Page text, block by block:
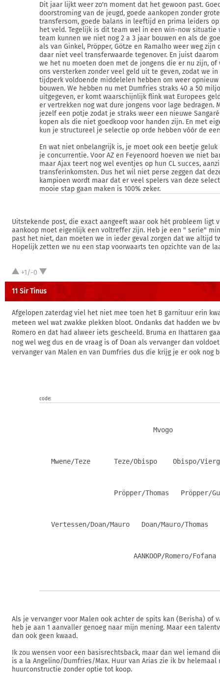
Dit jaar lijkt weer zo'n moment dat het gewoon past.
doorstroming van de jeugd, goede aankopen zonder grote
transfersom, goede balans in leeftijd en prima leiders
het veld. Tegelijk is dit team wel in een win-now situatie
team kunnen we niet nog 2 a 3 jaar bouwen en als de
als van Ginkel, Pröpper, Götze en Ramalho weer weg zijn
daar niet veel transferwaarde tegenover. En juist
we het nu moeten doen met de jongens die er nu zijn, of
ons versterken zonder veel geld uit te geven, zodat we
tijdperk voldoende middelelen hebben om weer
bouwen. We hebben nu met Dumfries straks 40 a 50
uitgegeven, er komt waarschijnlijk flink wat Europees
er vertrekken nog wat dure jongens voor lage bedragen.
jezelf een potje zodat je straks weer een nieuwe
kopen als die niet goedkoop voor handen zijn. En met
kun je structureel je selectie op orde hebben vóór de
En wat niet onbelangrijk is, je moet ook een beetje geluk
je concurrentie. Voor AZ en Feyenoord hoeven we niet
maar Ajax teert nog wel eventjes op hun CL succes,
transferinkomsten. Dus het wil niet perse zeggen dat
kampioen wordt maar dat er veel spelers van deze
mooie stap gaan maken is 100% zeker.
Uitstekende post, die exact aangeeft waar ook hét probleem ligt
aankoop moet eigenlijk een voltreffer zijn. Heb je een " serie"
past het niet, dan moeten we in ieder geval zorgen dat we altijd
Hopelijk zetten we nu een stap voorwaarts ten opzichte van de
+1/-0
11 Sir Tinus
Afgelopen zaterdag viel het niet mee toen het B garnituur erin
meteen wel wat zwakke plekken bloot. Ondanks dat hadden we
Romero en dat had alweer iets gescheeld. Bruma en Ihattaren
nog wel weg dus en de vraag is of Doan als vervanger dan
vervanger van Malen en van Dumfries dus die krijg je er ook nog
code:
                             Mvogo
Mwene/Teze      Teze/Obispo    Obispo/
Pröpper/Thomas   Pröpper/
Vertessen/Doan/Mauro   Doan/Mauro/Thomas
                        AANKOOP/Romero/Fofana
Als je vervanger voor Malen ook achter de spits kan (Berisha) of
heb je aan 1 aanvaller genoeg naar mijn mening. Maar een
dan ook geen kwaad.
Ik zou wensen voor een basisrechtsback, maar dan wel iemand
is a la Angelino/Dumfries/Max. Huur van Arias zie ik bv
huurconstructie zonder optie tot koop.